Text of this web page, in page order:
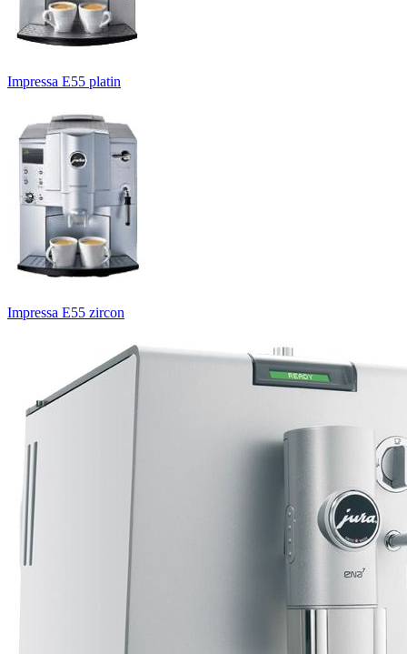
Impressa E55 platin
Impressa E55 zircon